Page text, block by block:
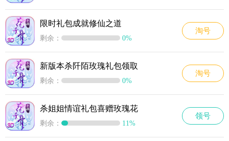
限时礼包成就修仙之道
剩余： 0%
淘号
新版本杀阡陌玫瑰礼包领取
剩余： 0%
淘号
杀姐姐情谊礼包喜赠玫瑰花
剩余： 11%
领号